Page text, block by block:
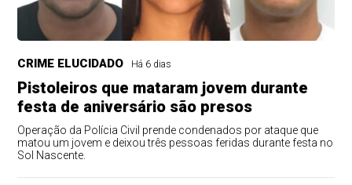
CRIME ELUCIDADO Há 6 dias
Pistoleiros que mataram jovem durante
festa de aniversário são presos
Operação da Polícia Civil prende condenados por ataque que
matou um jovem e deixou três pessoas feridas durante festa no
Sol Nascente.